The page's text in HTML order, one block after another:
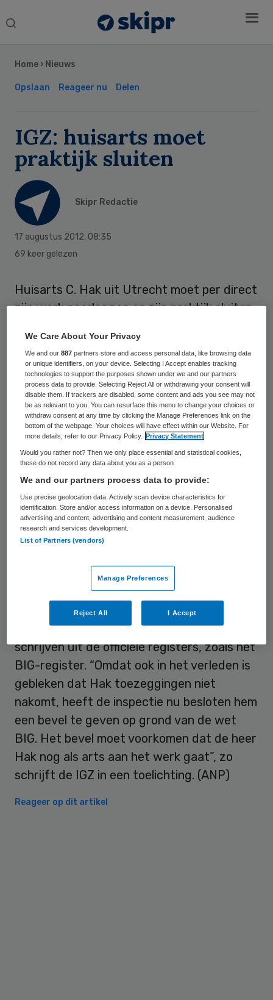
Search
Home › Nieuws
Opslaan Reageer nu Delen
IGZ: huisarts moet
praktijk sluiten
Skipr Redactie
17 augustus 2012, 08:35
69 keer gelezen
Huisarts C. Hak uit Utrecht moet per direct
zijn werk neerleggen en zijn praktijk sluiten.
gebreke. Dat heeft de Inspectie voor de
Gezondheidszorg (IGZ) donderdag
bekendgemaakt.
De huisarts komt toezeggingen niet na,
heeft hij zijn zaken niet op orde en is zijn
dokterstas niet gevuld volgens de
richtlijnen. De Inspectie laat de
werkzaamheden van Hak toetsen door de
rechter. Het is nog niet bekend wanneer die
zaak voorkomt, maar de IGZ hoopt zo snel
mogelijk. Tot die tijd mag de huisarts zijn
Uitschrijven
Volgens de IGZ weigert Hak zich uit te
schrijven uit de officiële registers, zoals het
BIG-register. “Omdat ook in het verleden is
gebleken dat Hak toezeggingen niet
nakomt, heeft de inspectie nu besloten hem
een bevel te geven op grond van de wet
BIG. Het bevel moet voorkomen dat de heer
Hak nog als arts aan het werk gaat”, zo
schrijft de IGZ in een toelichting. (ANP)
Reageer op dit artikel
Sidebar
We Care About Your Privacy
We and our887 partners store and access personal data, like browsing data
or unique identifiers, on your device. Selecting I Accept enables tracking
technologies to support the purposes shown under we and our partners
process data to provide. Selecting Reject All or withdrawing your consent will
disable them. If trackers are disabled, some content and ads you see may not
be as relevant to you. You can resurface this menu to change your choices or
withdraw consent at any time by clicking the Manage Preferences link on the
bottom of the webpage. Your choices will have effect within our Website. For
more details, refer to our Privacy Policy.
Privacy Statement
Would you rather not? Then we only place essential and statistical cookies,
these do not record any data about you as a person
We and our partners process data to provide:
Use precise geolocation data. Actively scan device characteristics for
identification. Store and/or access information on a device. Personalised
advertising and content, advertising and content measurement, audience
research and services development.
List of Partners (vendors)
Manage Preferences
Reject All I Accept